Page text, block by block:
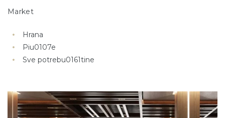
Market
Hrana
Piu0107e
Sve potrebu0161tine